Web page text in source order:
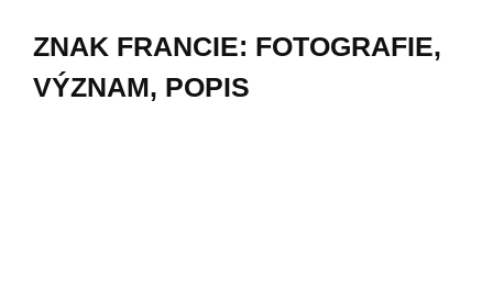
ZNAK FRANCIE: FOTOGRAFIE,
VÝZNAM, POPIS